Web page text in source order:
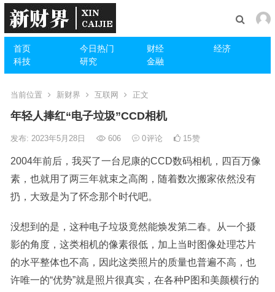
首页 今日热门 财经
经济
科技
研究 金融
当前位置 新财界 互联网 正文
年轻人捧红“电子垃圾”CCD相机
发布: 2023年5月28日 606 0评论 15赞
2004年前后，我买了一台尼康的CCD数码相机，四百万像
素，也就用了两三年就束之高阁，随着数次搬家依然没有
扔，大致是为了怀念那个时代吧。
没想到的是，这种电子垃圾竟然能焕发第二春。从一个摄
影的角度，这类相机的像素很低，加上当时图像处理芯片
的水平整体也不高，因此这类照片的质量也普遍不高，也
许唯一的“优势”就是照片很真实，在各种P图和美颜横行的